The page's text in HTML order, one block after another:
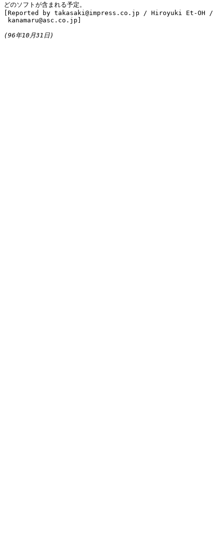
どのソフトが含まれる予定。
[Reported by takasaki@impress.co.jp / Hiroyuki Et-OH /
kanamaru@asc.co.jp]
(96年10月31日)